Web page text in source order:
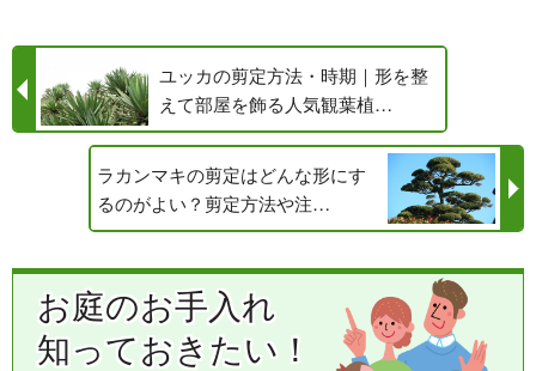
ユッカの剪定方法・時期｜形を整
えて部屋を飾る人気観葉植…
ラカンマキの剪定はどんな形にす
るのがよい？剪定方法や注…
お庭のお手入れ
知っておきたい！